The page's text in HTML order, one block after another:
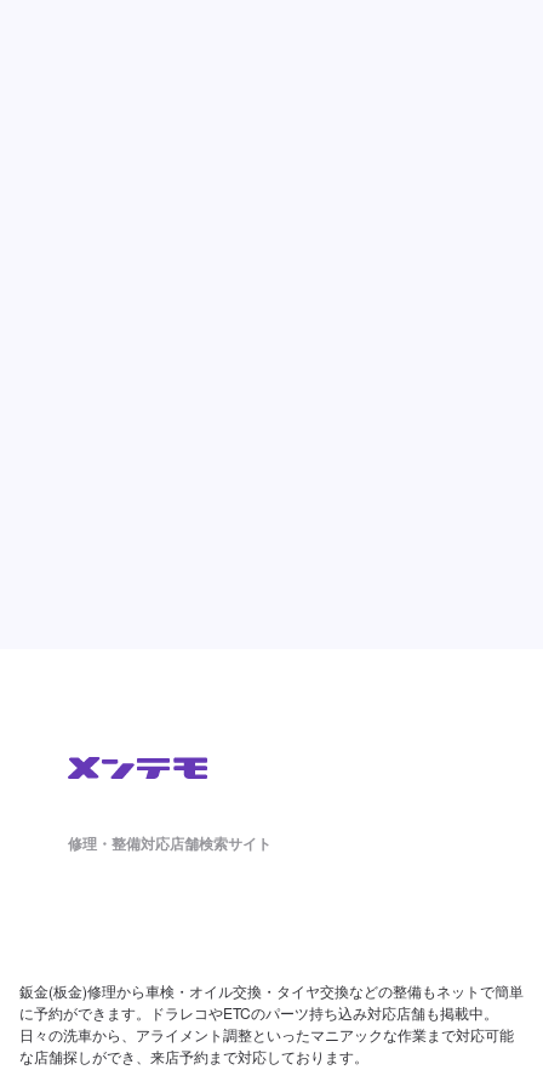
修理・整備対応店舗検索サイト
鈑金(板金)修理から車検・オイル交換・タイヤ交換などの整備もネットで簡単
に予約ができます。ドラレコやETCのパーツ持ち込み対応店舗も掲載中。
日々の洗車から、アライメント調整といったマニアックな作業まで対応可能
な店舗探しができ、来店予約まで対応しております。